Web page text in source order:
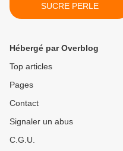
SUCRE PERLE
Hébergé par Overblog
Top articles
Pages
Contact
Signaler un abus
C.G.U.